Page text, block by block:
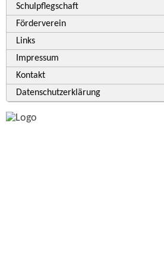
Schulpflegschaft
Förderverein
Links
Impressum
Kontakt
Datenschutzerklärung